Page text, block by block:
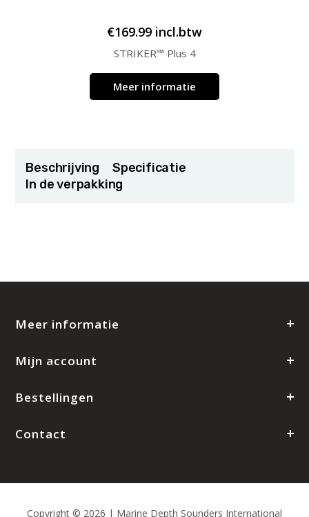
€169.99 incl.btw
STRIKER™ Plus 4
Meer informatie
Beschrijving
Specificatie
In de verpakking
Meer informatie
Mijn account
Bestellingen
Contact
Copyright © 2026 | Marine Depth Sounders International